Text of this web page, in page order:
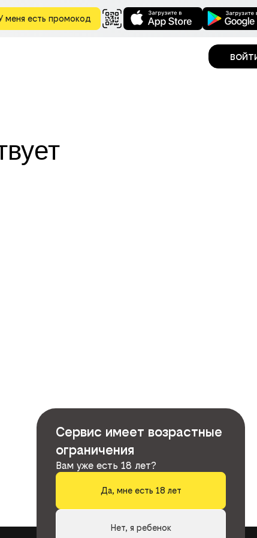
меня есть промокод
Сервис имеет возрастные
ограничения
Вам уже есть 18 лет?
Да, мне есть 18 лет
Нет, я ребенок